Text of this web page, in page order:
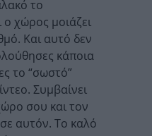
το
χώρος μοιάζει
Και αυτό δεν
κάποια
το “σωστό”
Συμβαίνει
σου και τον
αυτόν. Το καλό